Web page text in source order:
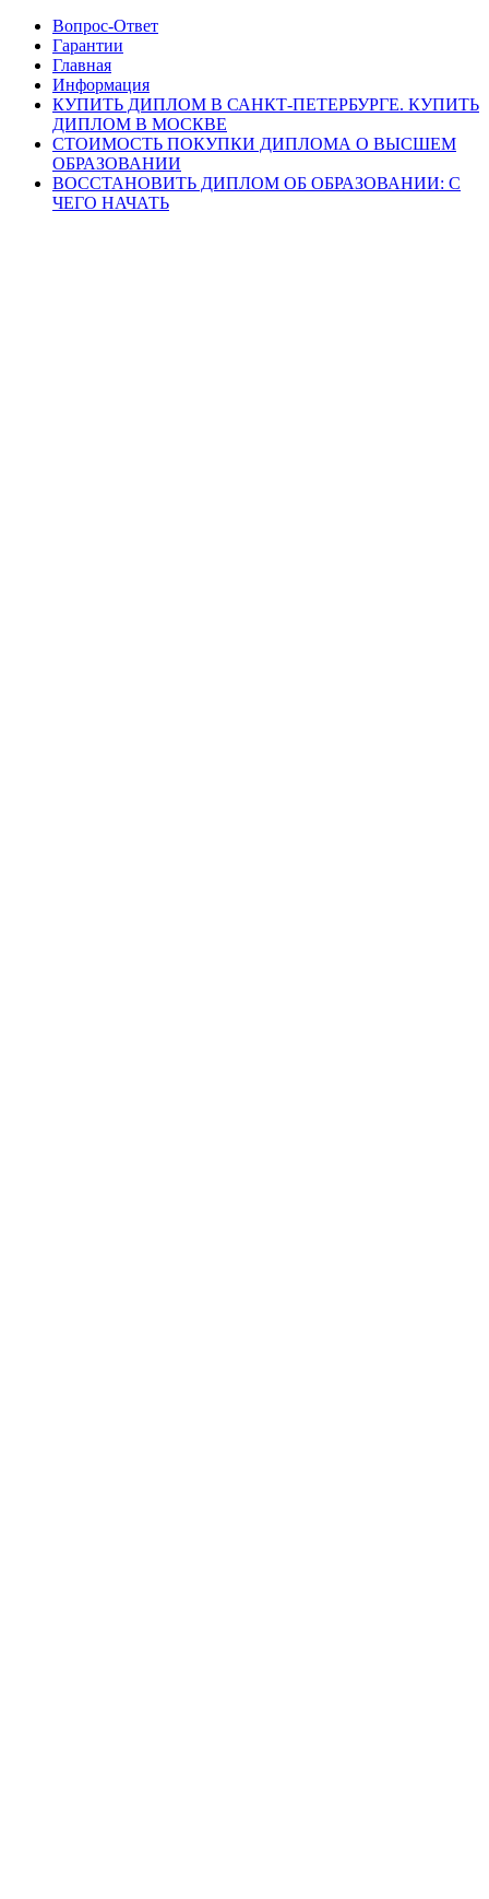
Вопрос-Ответ
Гарантии
Главная
Информация
КУПИТЬ ДИПЛОМ В САНКТ-ПЕТЕРБУРГЕ. КУПИТЬ
ДИПЛОМ В МОСКВЕ
СТОИМОСТЬ ПОКУПКИ ДИПЛОМА О ВЫСШЕМ
ОБРАЗОВАНИИ
ВОССТАНОВИТЬ ДИПЛОМ ОБ ОБРАЗОВАНИИ: С
ЧЕГО НАЧАТЬ